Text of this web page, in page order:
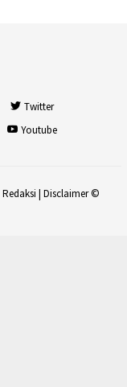
Twitter
Youtube
Redaksi | Disclaimer©